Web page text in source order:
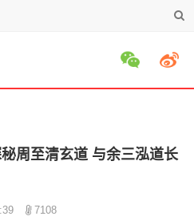
周至清玄道 与余三泓道长
7108